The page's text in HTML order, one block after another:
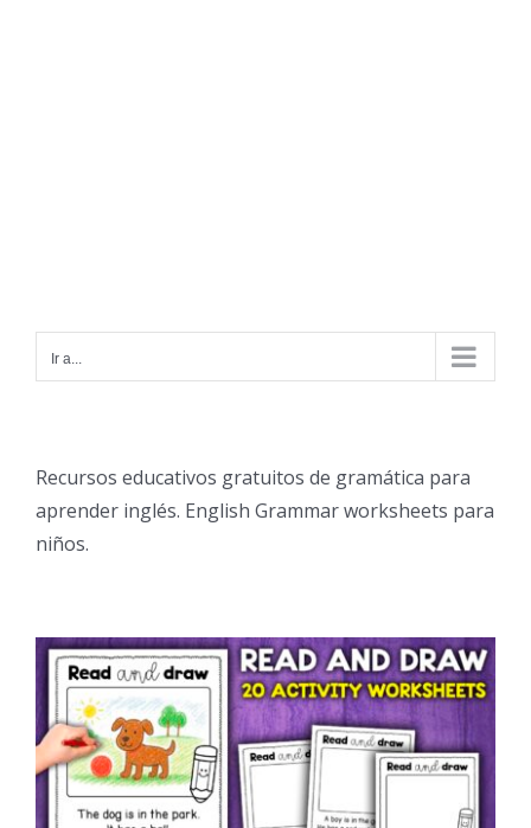
Ir a...
Recursos educativos gratuitos de gramática para
aprender inglés. English Grammar worksheets para
niños.